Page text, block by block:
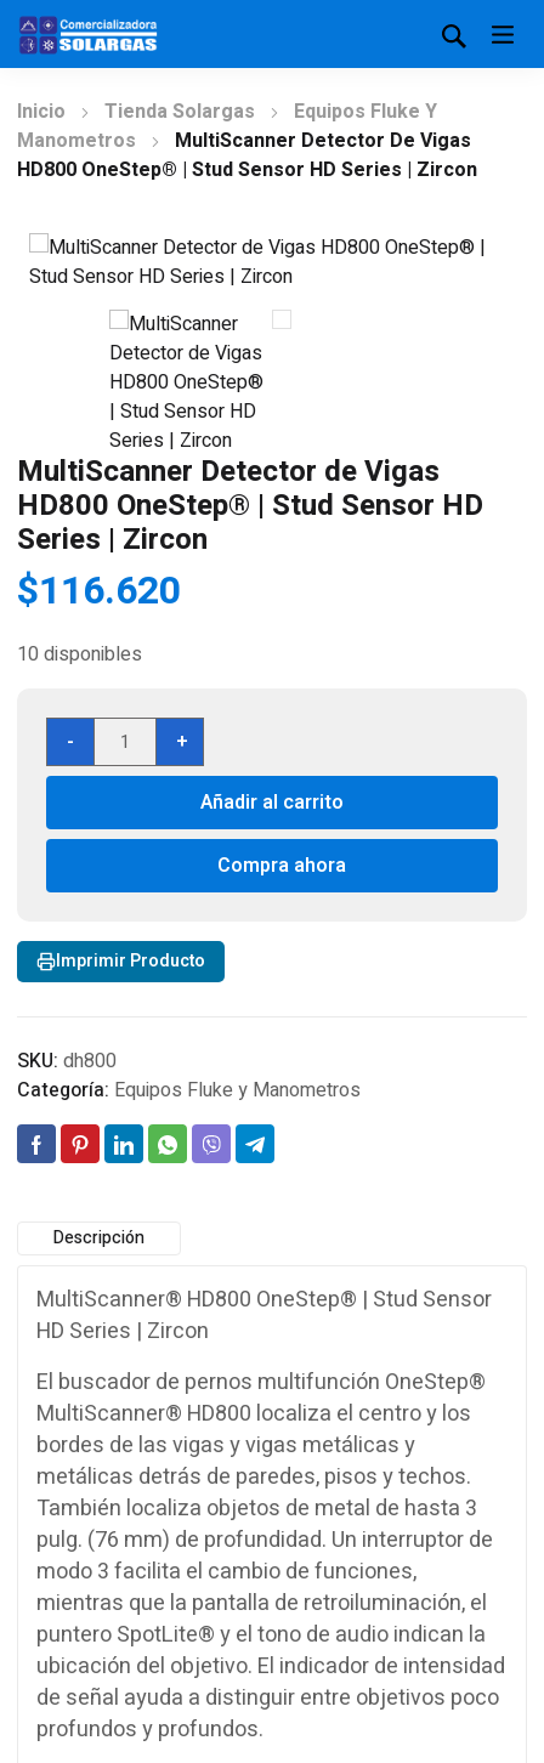
Inicio Tienda Solargas
Equipos Fluke Y
Manometros
MultiScanner Detector De Vigas
HD800 OneStep® | Stud Sensor HD Series | Zircon
MultiScanner Detector de Vigas
HD800 OneStep® | Stud Sensor HD
Series | Zircon
$116.620
10 disponibles
-
MultiScanner
Detector
de
HD800
|
Sensor
HD
Zircon
cantidad
+
Añadir al carrito
Compra ahora
Imprimir Producto
SKU: dh800
Categoría: Equipos Fluke y Manometros
Descripción
MultiScanner® HD800 OneStep® | Stud Sensor
HD Series | Zircon
El buscador de pernos multifunción OneStep®
MultiScanner® HD800 localiza el centro y los
bordes de las vigas y vigas metálicas y
metálicas detrás de paredes, pisos y techos.
También localiza objetos de metal de hasta 3
pulg. (76 mm) de profundidad. Un interruptor de
modo 3 facilita el cambio de funciones,
mientras que la pantalla de retroiluminación, el
puntero SpotLite® y el tono de audio indican la
ubicación del objetivo. El indicador de intensidad
de señal ayuda a distinguir entre objetivos poco
profundos y profundos.